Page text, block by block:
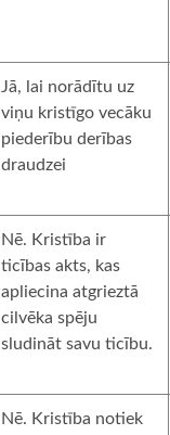
Jā, lai norādītu uz
viņu kristīgo vecāku
piederību derības
draudzei
Nē. Kristība ir
ticības akts, kas
apliecina atgrieztā
cilvēka spēju
sludināt savu ticību.
Nē. Kristība notiek